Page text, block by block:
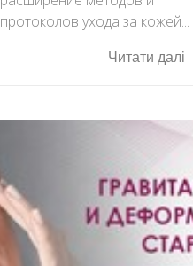
протоколов ухода за кожей...
Читати далі